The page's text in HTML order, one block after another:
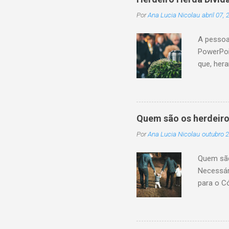
PorAna Lucia Nicolau abril 07,
A
que,
não
a
legítima
da
Quem são os
PorAna Lucia Nicolau outubro
Quem
para o
na
1.845,